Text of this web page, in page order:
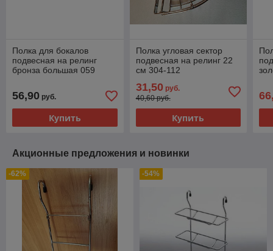
Полка для бокалов
подвесная на релинг
бронза большая 059
56,90 руб.
Купить
Полка угловая сектор
подвесная на релинг 22
см 304-112
31,50 руб.
40,60 руб.
Купить
Акционные предложения и новинки
-62% -54%